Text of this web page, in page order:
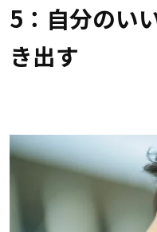
5：自分のい
き出す